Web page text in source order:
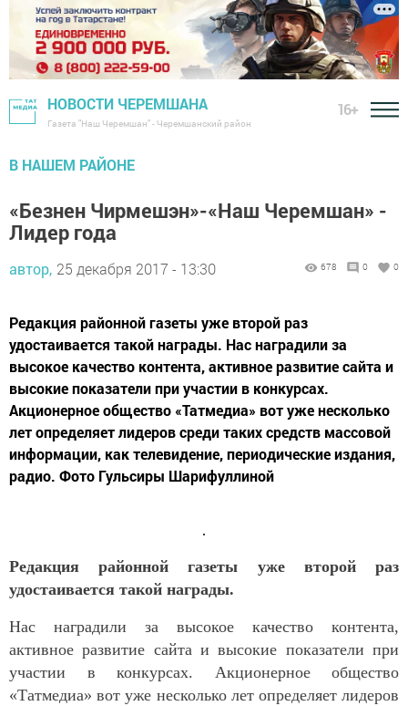
НОВОСТИ ЧЕРЕМШАНА
Газета "Наш Черемшан" - Черемшанский район
16+
В НАШЕМ РАЙОНЕ
«Безнен Чирмешэн»-«Наш Черемшан» -
Лидер года
автор, 25 декабря 2017 - 13:30 678 0 0
Редакция районной газеты уже второй раз
удостаивается такой награды. Нас наградили за
высокое качество контента, активное развитие сайта и
высокие показатели при участии в конкурсах.
Акционерное общество «Татмедиа» вот уже несколько
лет определяет лидеров среди таких средств массовой
информации, как телевидение, периодические издания,
радио. Фото Гульсиры Шарифуллиной
Редакция районной газеты уже второй раз
удостаивается такой награды.
Нас наградили за высокое качество контента,
активное развитие сайта и высокие показатели при
участии в конкурсах. Акционерное общество
«Татмедиа» вот уже несколько лет определяет лидеров